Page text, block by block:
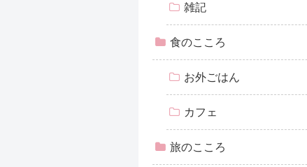
雑記
食のこころ
お外ごはん
カフェ
旅のこころ